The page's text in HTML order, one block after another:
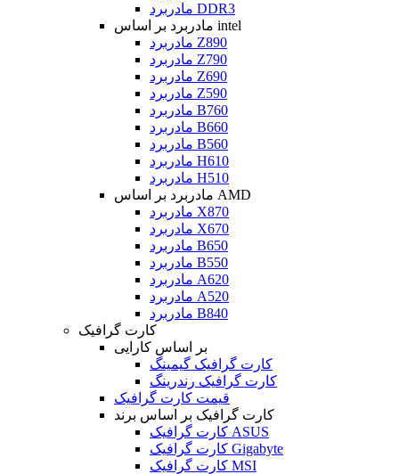
مادربرد DDR3
مادربرد بر اساس intel
مادربرد Z890
مادربرد Z790
مادربرد Z690
مادربرد Z590
مادربرد B760
مادربرد B660
مادربرد B560
مادربرد H610
مادربرد H510
مادربرد بر اساس AMD
مادربرد X870
مادربرد X670
مادربرد B650
مادربرد B550
مادربرد A620
مادربرد A520
مادربرد B840
کارت گرافیک
بر اساس کارایی
کارت گرافیک گیمینگ
کارت گرافیک رندرینگ
قیمت کارت گرافیک
کارت گرافیک بر اساس برند
کارت گرافیک ASUS
کارت گرافیک Gigabyte
کارت گرافیک MSI